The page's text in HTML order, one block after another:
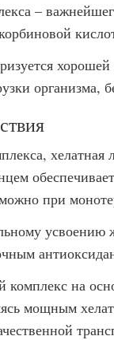
–
организма,
хелатная
при
усвоению
на
мощным